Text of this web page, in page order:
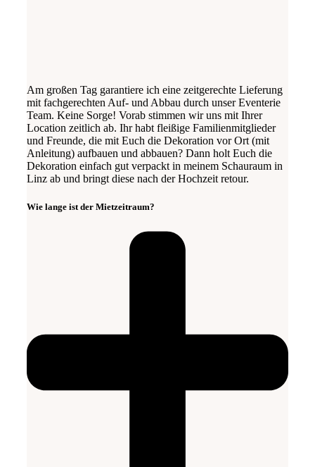
Am großen Tag garantiere ich eine zeitgerechte Lieferung
mit fachgerechten Auf- und Abbau durch unser Eventerie
Team. Keine Sorge! Vorab stimmen wir uns mit Ihrer
Location zeitlich ab. Ihr habt fleißige Familienmitglieder
und Freunde, die mit Euch die Dekoration vor Ort (mit
Anleitung) aufbauen und abbauen? Dann holt Euch die
Dekoration einfach gut verpackt in meinem Schauraum in
Linz ab und bringt diese nach der Hochzeit retour.
Wie lange ist der Mietzeitraum?